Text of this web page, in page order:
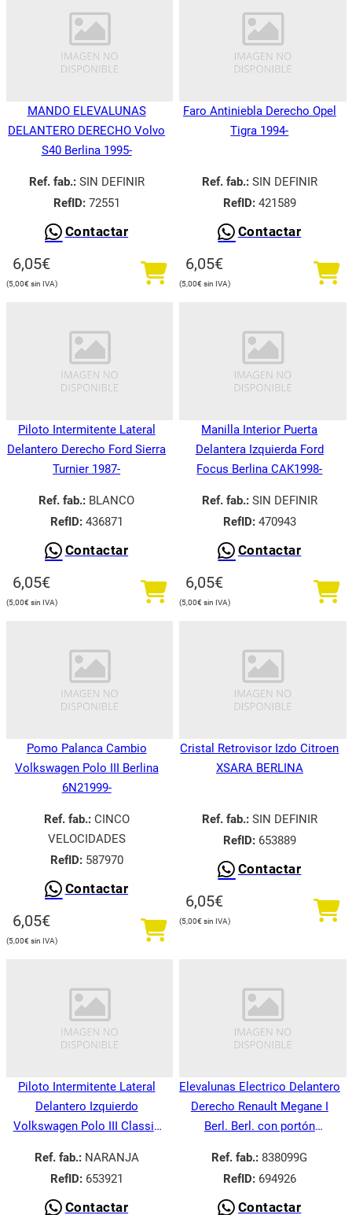
MANDO ELEVALUNAS
DELANTERO DERECHO Volvo
S40 Berlina 1995-
Ref. fab.:SIN DEFINIR
RefID:72551
Contactar
6,05€
5,00€
Faro Antiniebla Derecho Opel
Tigra 1994-
Ref. fab.:SIN DEFINIR
RefID:421589
Contactar
6,05€
5,00€
Piloto Intermitente Lateral
Delantero Derecho Ford Sierra
Turnier 1987-
Ref. fab.: BLANCO
RefID:436871
Contactar
6,05€
5,00€
Manilla Interior Puerta
Delantera Izquierda Ford
Focus Berlina CAK1998-
Ref. fab.:SIN DEFINIR
RefID:470943
Contactar
6,05€
5,00€
Pomo Palanca Cambio
Volkswagen Polo III Berlina
6N21999-
Ref. fab.:CINCO
VELOCIDADES
RefID:587970
Contactar
6,05€
5,00€
Cristal Retrovisor Izdo Citroen
XSARA BERLINA
Ref. fab.:SIN DEFINIR
RefID:653889
Contactar
6,05€
5,00€
Piloto Intermitente Lateral
Delantero Izquierdo
Volkswagen Polo III Classic
Ref. fab.:NARANJA
RefID:653921
Contactar
Elevalunas Electrico Delantero
Derecho Renault Megane I
Berl. Berl. con portón
Ref. fab.: 838099G
RefID:694926
Contactar